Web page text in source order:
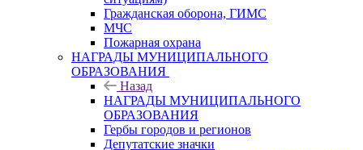
Гражданская оборона, ГИМС
МЧС
Пожарная охрана
НАГРАДЫ МУНИЦИПАЛЬНОГО
ОБРАЗОВАНИЯ
Назад
НАГРАДЫ МУНИЦИПАЛЬНОГО
ОБРАЗОВАНИЯ
Гербы городов и регионов
Депутатские значки